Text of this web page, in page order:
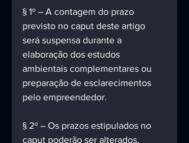
§ 1º – A contagem do prazo
previsto no caput deste artigo
será suspensa durante a
elaboração dos estudos
ambientais complementares ou
preparação de esclarecimentos
pelo empreendedor.
§ 2º – Os prazos estipulados no
caput poderão ser alterados,